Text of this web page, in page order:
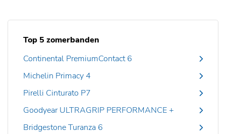
Top 5 zomerbanden
Continental PremiumContact 6
Michelin Primacy 4
Pirelli Cinturato P7
Goodyear ULTRAGRIP PERFORMANCE +
Bridgestone Turanza 6